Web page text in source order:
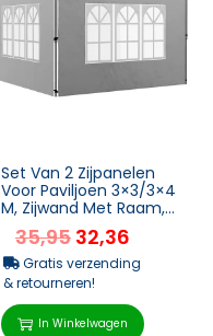
Set Van 2 Zijpanelen
Voor Paviljoen 3×3/3×4
M, Zijwand Met Raam,
Waterdicht Lichtgrijs
35,95 32,36
Gratis verzending
& retourneren!
In Winkelwagen